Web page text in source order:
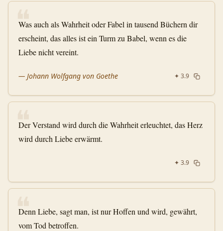
❝
Was auch als Wahrheit oder Fabel in tausend Büchern dir
erscheint, das alles ist ein Turm zu Babel, wenn es die
Liebe nicht vereint.
— Johann Wolfgang von Goethe ✦ 3.9
❝
Der Verstand wird durch die Wahrheit erleuchtet, das Herz
wird durch Liebe erwärmt.
✦ 3.9
❝
Denn Liebe, sagt man, ist nur Hoffen und wird, gewährt,
vom Tod betroffen.